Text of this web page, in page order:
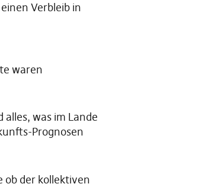
Verbleib in
waren
alles, was im Lande
Prognosen
ob der kollektiven